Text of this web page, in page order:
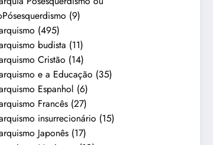
(9)
(495)
budista (11)
Cristão (14)
e a Educação (35)
Espanhol (6)
Francês (27)
insurrecionário (15)
Japonês (17)